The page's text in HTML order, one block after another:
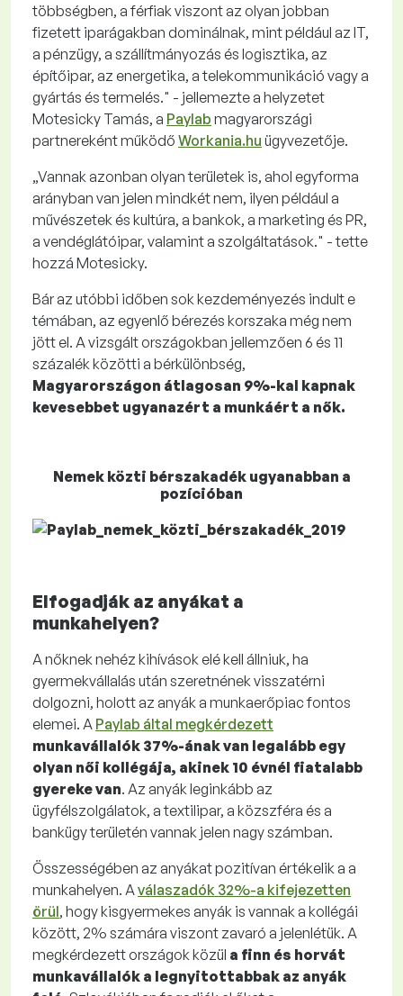
többségben, a férfiak viszont az olyan jobban
fizetett iparágakban dominálnak, mint például az IT,
a pénzügy, a szállítmányozás és logisztika, az
építőipar, az energetika, a telekommunikáció vagy a
gyártás és termelés." - jellemezte a helyzetet
Motesicky Tamás, a Paylab magyarországi
partnereként működő Workania.hu ügyvezetője.
„Vannak azonban olyan területek is, ahol egyforma
arányban van jelen mindkét nem, ilyen például a
művészetek és kultúra, a bankok, a marketing és PR,
a vendéglátóipar, valamint a szolgáltatások." - tette
hozzá Motesicky.
Bár az utóbbi időben sok kezdeményezés indult e
témában, az egyenlő bérezés korszaka még nem
jött el. A vizsgált országokban jellemzően 6 és 11
százalék közötti a bérkülönbség,
Magyarországon átlagosan 9%-kal kapnak
kevesebbet ugyanazért a munkáért a nők.
Nemek közti bérszakadék ugyanabban a
pozícióban
Elfogadják az anyákat a
munkahelyen?
A nőknek nehéz kihívások elé kell állniuk, ha
gyermekvállalás után szeretnének visszatérni
dolgozni, holott az anyák a munkaerőpiac fontos
elemei. A Paylab által megkérdezett
munkavállalók 37%-ának van legalább egy
olyan női kollégája, akinek 10 évnél fiatalabb
gyereke van. Az anyák leginkább az
ügyfélszolgálatok, a textilipar, a közszféra és a
bankügy területén vannak jelen nagy számban.
Összességében az anyákat pozitívan értékelik a a
munkahelyen. A válaszadók 32%-a kifejezetten
örül, hogy kisgyermekes anyák is vannak a kollégái
között, 2% számára viszont zavaró a jelenlétük. A
megkérdezett országok közül a finn és horvát
munkavállalók a legnyitottabbak az anyák